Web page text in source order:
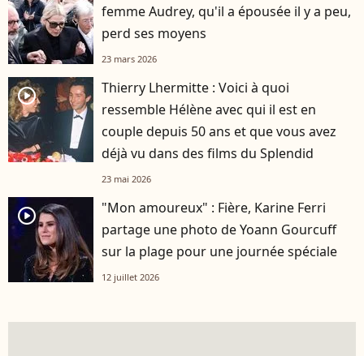
femme Audrey, qu'il a épousée il y a peu,
perd ses moyens
23 mars 2026
player2
Thierry Lhermitte : Voici à quoi
ressemble Hélène avec qui il est en
couple depuis 50 ans et que vous avez
déjà vu dans des films du Splendid
23 mai 2026
player2
"Mon amoureux" : Fière, Karine Ferri
partage une photo de Yoann Gourcuff
sur la plage pour une journée spéciale
12 juillet 2026